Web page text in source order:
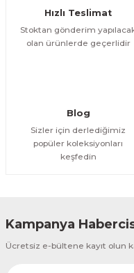
Bu ürüne benzer
Hızlı Teslimat
Stoktan gönderim
olan ürünlerde geçerlidir
Blog
Sizler için derlediğimiz
popüler koleksiyonları
keşfedin
Kampanya
Ücretsiz e-bültene kayıt olun